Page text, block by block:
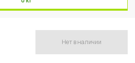
Нет в наличии